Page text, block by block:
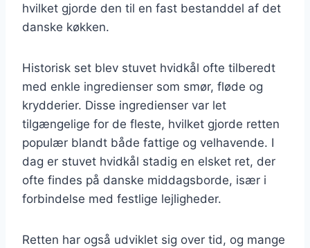
hvilket gjorde den til en fast bestanddel af det
danske køkken.
Historisk set blev stuvet hvidkål ofte tilberedt
med enkle ingredienser som smør, fløde og
krydderier. Disse ingredienser var let
tilgængelige for de fleste, hvilket gjorde retten
populær blandt både fattige og velhavende. I
dag er stuvet hvidkål stadig en elsket ret, der
ofte findes på danske middagsborde, især i
forbindelse med festlige lejligheder.
Retten har også udviklet sig over tid, og mange